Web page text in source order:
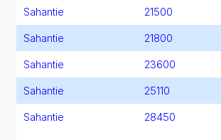
Sahantie 21500
Sahantie 21800
Sahantie 23600
Sahantie 25110
Sahantie 28450